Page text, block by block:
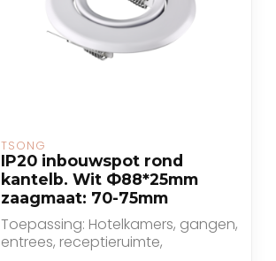
TSONG
IP20 inbouwspot rond
kantelb. Wit Ф88*25mm
zaagmaat: 70-75mm
Toepassing: Hotelkamers, gangen,
entrees, receptieruimte,